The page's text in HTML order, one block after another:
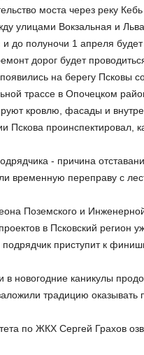
моста через реку
улицами Вокзальная и
до полуночи 1 апреля
дорог будет
на берегу Псковы
трассе в Опочецком
кровлю, фасады и
Пскова проинспектировал,
- причина
временную переправу с
Поземского и
в Псковский регион
приступит к
в новогодние каникулы
традицию
по ЖКХ Сергей Грахов